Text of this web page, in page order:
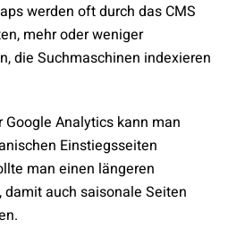
werden oft durch das CMS
mehr oder weniger
die Suchmaschinen indexieren
Google Analytics kann man
Einstiegsseiten
man einen längeren
auch saisonale Seiten